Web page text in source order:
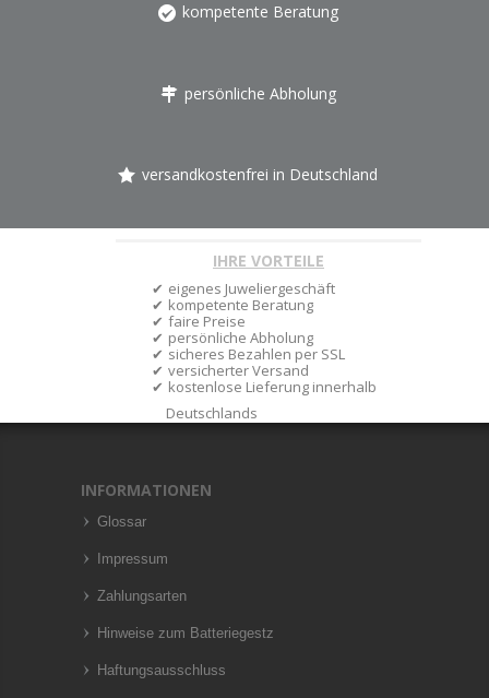
kompetente Beratung
persönliche Abholung
versandkostenfrei in Deutschland
IHRE VORTEILE
eigenes Juweliergeschäft
kompetente Beratung
faire Preise
persönliche Abholung
sicheres Bezahlen per SSL
versicherter Versand
kostenlose Lieferung innerhalb
Deutschlands
INFORMATIONEN
Glossar
Impressum
Zahlungsarten
Hinweise zum Batteriegestz
Haftungsausschluss